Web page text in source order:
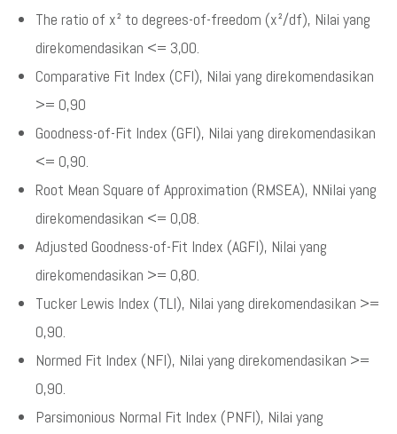
The ratio of x² to degrees-of-freedom (x²/df), Nilai yang
direkomendasikan <= 3,00.
Comparative Fit Index (CFI), Nilai yang direkomendasikan
>= 0,90
Goodness-of-Fit Index (GFI), Nilai yang direkomendasikan
<= 0,90.
Root Mean Square of Approximation (RMSEA), NNilai yang
direkomendasikan <= 0,08.
Adjusted Goodness-of-Fit Index (AGFI), Nilai yang
direkomendasikan >= 0,80.
Tucker Lewis Index (TLI), Nilai yang direkomendasikan >=
0,90.
Normed Fit Index (NFI), Nilai yang direkomendasikan >=
0,90.
Parsimonious Normal Fit Index (PNFI), Nilai yang